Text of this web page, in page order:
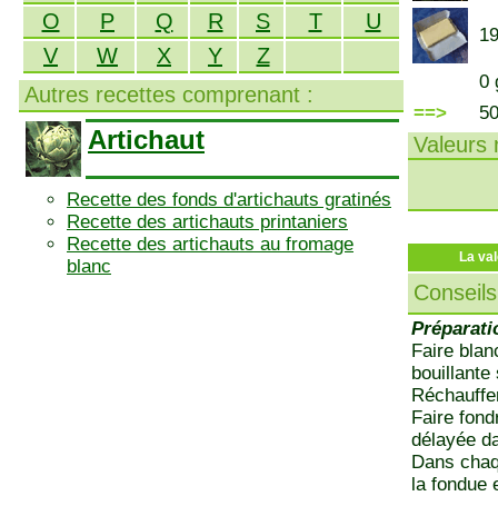
O
P Q R S T
U
V
W X Y
Z
Autres recettes comprenant :
Artichaut
Recette des fonds d'artichauts gratinés
Recette des artichauts printaniers
Recette des artichauts au fromage
blanc
0
==>
Valeurs
La
Faire
bouillante
Faire
délayée
Dans
la fondue